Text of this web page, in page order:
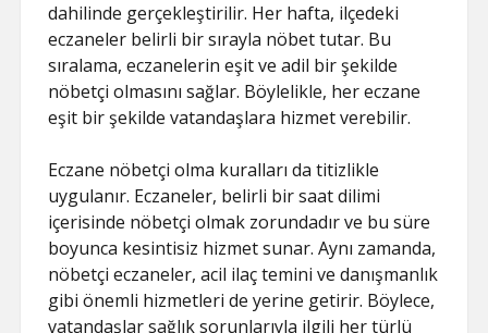
dahilinde gerçekleştirilir. Her hafta, ilçedeki
eczaneler belirli bir sırayla nöbet tutar. Bu
sıralama, eczanelerin eşit ve adil bir şekilde
nöbetçi olmasını sağlar. Böylelikle, her eczane
eşit bir şekilde vatandaşlara hizmet verebilir.
Eczane nöbetçi olma kuralları da titizlikle
uygulanır. Eczaneler, belirli bir saat dilimi
içerisinde nöbetçi olmak zorundadır ve bu süre
boyunca kesintisiz hizmet sunar. Aynı zamanda,
nöbetçi eczaneler, acil ilaç temini ve danışmanlık
gibi önemli hizmetleri de yerine getirir. Böylece,
vatandaşlar sağlık sorunlarıyla ilgili her türlü